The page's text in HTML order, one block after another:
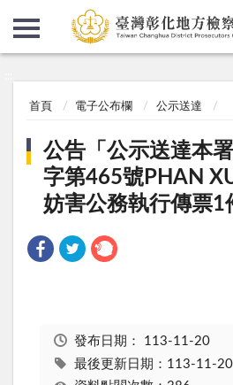
首頁 電子公布欄 公示送達
公告「公示送達本
字第465號PHAN
妨害公務執行傳票1
發布日期： 113-11-20
最後更新日期：113-11-20